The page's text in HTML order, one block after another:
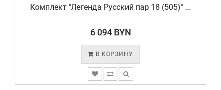
Комплект "Легенда Русский пар 18 (505)" ...
6 094 BYN
В КОРЗИНУ